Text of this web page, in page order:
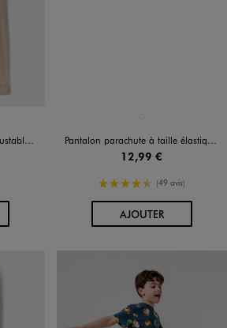
Pantalon parachute à taille élastiquée garçon
12,99 €
4.5/5 de moyenne
(49 avis)
AJOUTERAU PANIER